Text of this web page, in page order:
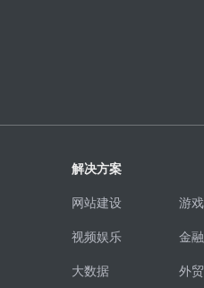
解决方案
网站建设 游
视频娱乐 金
大数据 外